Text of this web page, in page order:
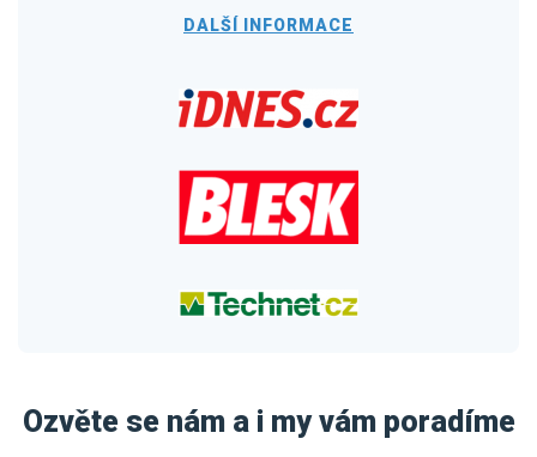
DALŠÍ INFORMACE
Ozvěte se nám a i my vám poradíme